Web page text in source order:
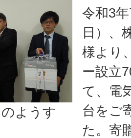
ようす
令和3
日）、
様より
ー設立
て、電
台をご
た。寄